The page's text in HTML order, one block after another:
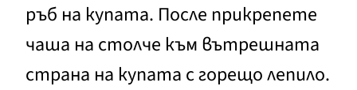
ръб на купата. После прикрепете
чаша на столче към вътрешната
страна на купата с горещо лепило.